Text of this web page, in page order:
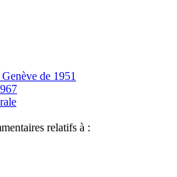
de 1951
relatifs à :